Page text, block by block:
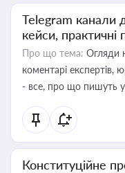
Telegram канали
кейси, практичні
Про що тема: Огляди
коментарі експертів,
- все, про що пишуть у
Конституційне